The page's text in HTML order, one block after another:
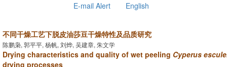
E-mail Alert English
不同干燥工艺下脱皮油莎豆干燥特性及品质研究
陈鹏枭, 郭平平, 杨帆, 刘烨, 吴建章, 朱文学
Drying characteristics and quality of wet peeling Cyperus
drying processes